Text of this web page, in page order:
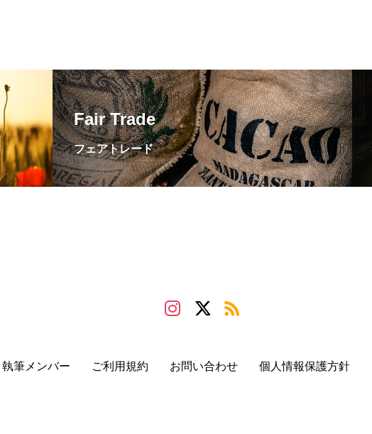
Fair Trade
フェアトレード
執筆メンバー ご利用規約 お問い合わせ 個人情報保護方針